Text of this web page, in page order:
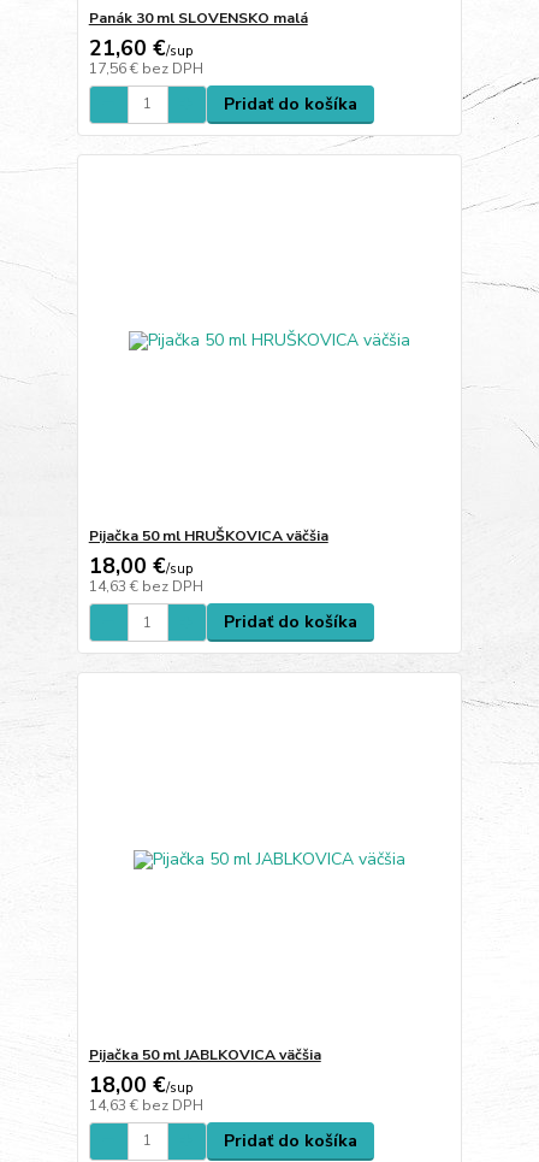
Panák 30 ml SLOVENSKO malá
21,60 €/sup
17,56 € bez DPH
Pridať do košíka
Pijačka 50 ml HRUŠKOVICA väčšia
18,00 €/sup
14,63 € bez DPH
Pridať do košíka
Pijačka 50 ml JABLKOVICA väčšia
18,00 €/sup
14,63 € bez DPH
Pridať do košíka